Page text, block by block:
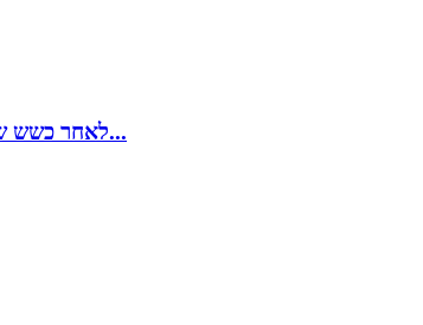
לאחר כשש שנים: זוכה מנהל אברבנאל לשעבר שהואשם בקיום יחסים עם...